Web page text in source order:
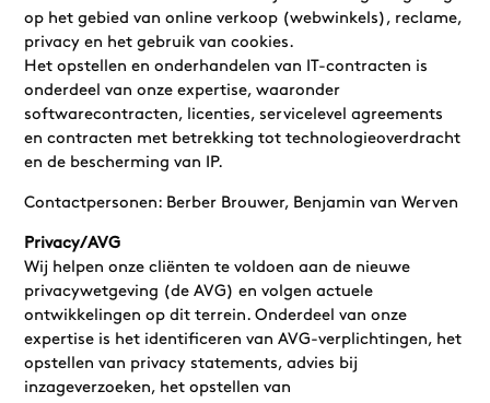
op het gebied van online verkoop (webwinkels), reclame,
privacy en het gebruik van cookies.
Het opstellen en onderhandelen van IT-contracten is
onderdeel van onze expertise, waaronder
softwarecontracten, licenties, servicelevel agreements
en contracten met betrekking tot technologieoverdracht
en de bescherming van IP.
Contactpersonen: Berber Brouwer, Benjamin van Werven
Privacy/AVG
Wij helpen onze cliënten te voldoen aan de nieuwe
privacywetgeving (de AVG) en volgen actuele
ontwikkelingen op dit terrein. Onderdeel van onze
expertise is het identificeren van AVG-verplichtingen, het
opstellen van privacy statements, advies bij
inzageverzoeken, het opstellen van